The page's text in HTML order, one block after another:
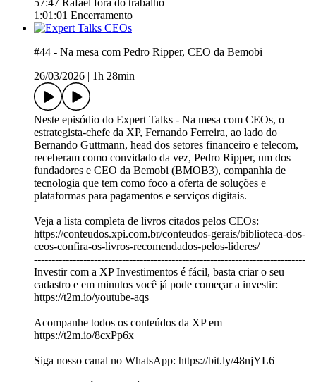
57:47 Rafael fora do trabalho
1:01:01 Encerramento
#44 - Na mesa com Pedro Ripper, CEO da Bemobi
26/03/2026
1h 28min
Neste episódio do Expert Talks - Na mesa com CEOs, o
estrategista-chefe da XP, Fernando Ferreira, ao lado do
Bernando Guttmann, head dos setores financeiro e telecom,
receberam como convidado da vez, Pedro Ripper, um dos
fundadores e CEO da Bemobi (BMOB3), companhia de
tecnologia que tem como foco a oferta de soluções e
plataformas para pagamentos e serviços digitais.
Veja a lista completa de livros citados pelos CEOs:
https://conteudos.xpi.com.br/conteudos-gerais/biblioteca-dos-
ceos-confira-os-livros-recomendados-pelos-lideres/
-----------------------------------------------------------------------------
Investir com a XP Investimentos é fácil, basta criar o seu
cadastro e em minutos você já pode começar a investir:
https://t2m.io/youtube-aqs
Acompanhe todos os conteúdos da XP em
https://t2m.io/8cxPp6x
Siga nosso canal no WhatsApp: https://bit.ly/48njYL6